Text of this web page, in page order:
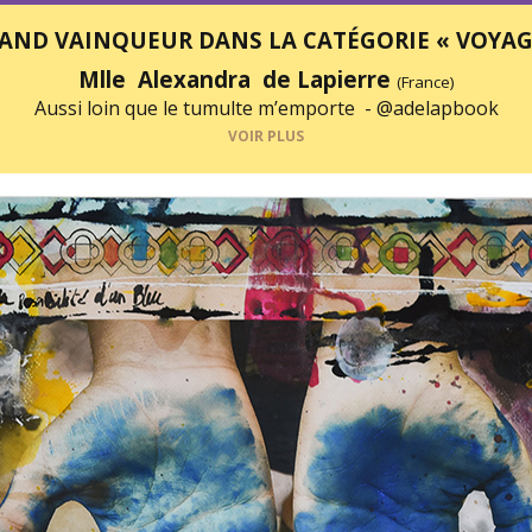
VAINQUEUR DANS LA CATÉGORIE «
Mlle Alexandra de Lapierre (France)
Aussi loin que le tumulte m’emporte - @adelapbook
VOIR PLUS